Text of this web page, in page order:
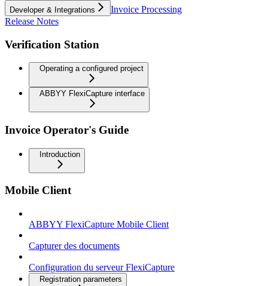
Developer & Integrations
Invoice Processing
Release Notes
Verification Station
Operating a configured project
ABBYY FlexiCapture interface
Invoice Operator's Guide
Introduction
Mobile Client
ABBYY FlexiCapture Mobile Client
Capturer des documents
Configuration du serveur FlexiCapture
Registration parameters